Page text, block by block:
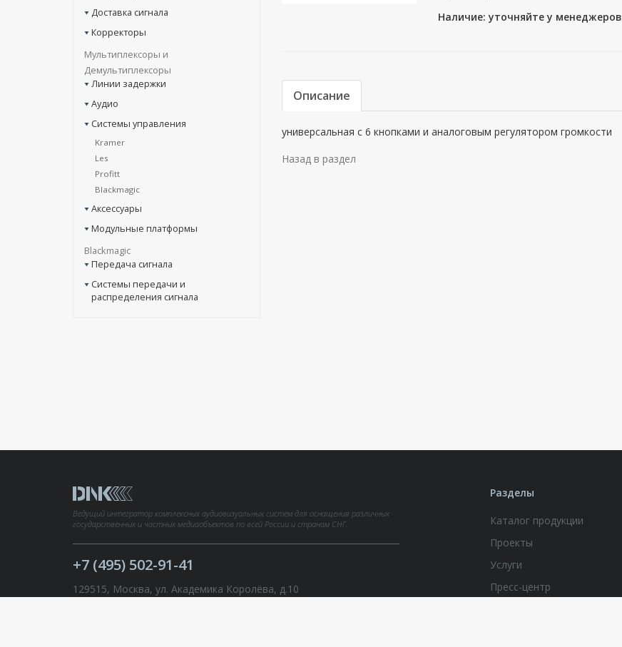
Доставка сигнала
Корректоры
Мультиплексоры и
Демультиплексоры
Линии задержки
Аудио
Системы управления
Kramer
Les
Profitt
Blackmagic
Аксессуары
Модульные платформы
Blackmagic
Передача сигнала
Системы передачи и
распределения сигнала
Наличие: уточняйте у менеджеров
Описание
универсальная с 6 кнопками и аналоговым регулятором громкости
Назад в раздел
Ведущий интегратор комплексных аудиовизуальных систем для оснащения различных
государственных и частных медиаобъектов по всей России и странам СНГ.
+7 (495) 502-91-41
129515, Москва, ул. Академика Королёва, д.10
Разделы
Каталог продукции
Проекты
Услуги
Пресс-центр